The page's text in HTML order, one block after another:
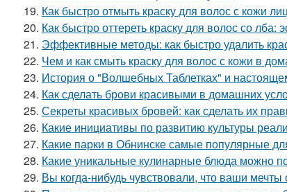
19. Как быстро отмыть краску для волос с кожи
20. Как быстро оттереть краску для волос со
21. Эффективные методы: как быстро удалить
22. Чем и как смыть краску для волос с кожи в
23. История о "Волшебных Таблетках" и
24. Как сделать брови красивыми в домашних
25. Секреты красивых бровей: как сделать их
26. Какие инициативы по развитию культуры
27. Какие парки в Обнинске самые популярные
28. Какие уникальные кулинарные блюда можно
29. Вы когда-нибудь чувствовали, что ваши